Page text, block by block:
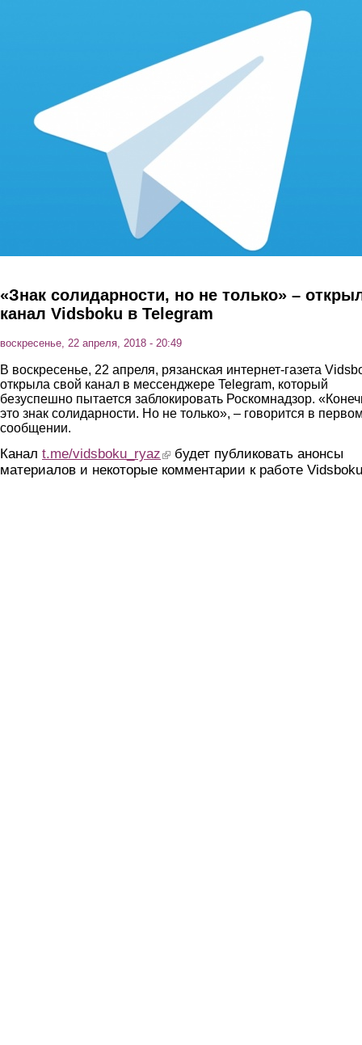
«Знак солидарности, но не только» –
канал Vidsboku в Telegram
воскресенье, 22 апреля, 2018 - 20:49
В воскресенье, 22 апреля, рязанская интернет-газета
открыла свой канал в мессенджере Telegram, который
безуспешно пытается заблокировать Роскомнадзор.
это знак солидарности. Но не только», – говорится в
сообщении.
Канал t.me/vidsboku_ryaz (link is external)
будет публиковать анонсы
материалов и некоторые комментарии к работе